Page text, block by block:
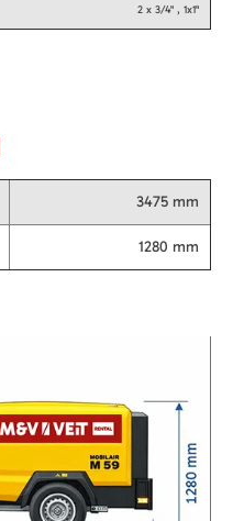
2 x 3/4" , 1x1"
3475 mm
1280 mm